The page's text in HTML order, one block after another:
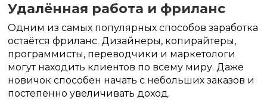
Удалённая работа и фриланс
Одним из самых популярных способов заработка
остаётся фриланс. Дизайнеры, копирайтеры,
программисты, переводчики и маркетологи
могут находить клиентов по всему миру. Даже
новичок способен начать с небольших заказов и
постепенно увеличивать доход.